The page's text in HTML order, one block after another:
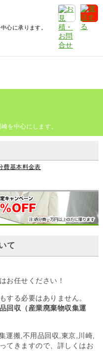
心に承ります。
を中心にします。
費基本料金表
て
お任せください！
する必要はありません。
回収（産業廃棄物収集運
運搬,不用品回収,東京,川崎,
てきますので、詳しくはお